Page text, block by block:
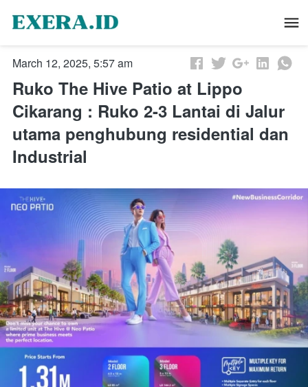
March 12, 2025, 5:57 am
Ruko The Hive Patio at Lippo
Cikarang : Ruko 2-3 Lantai di Jalur
utama penghubung residential dan
Industrial